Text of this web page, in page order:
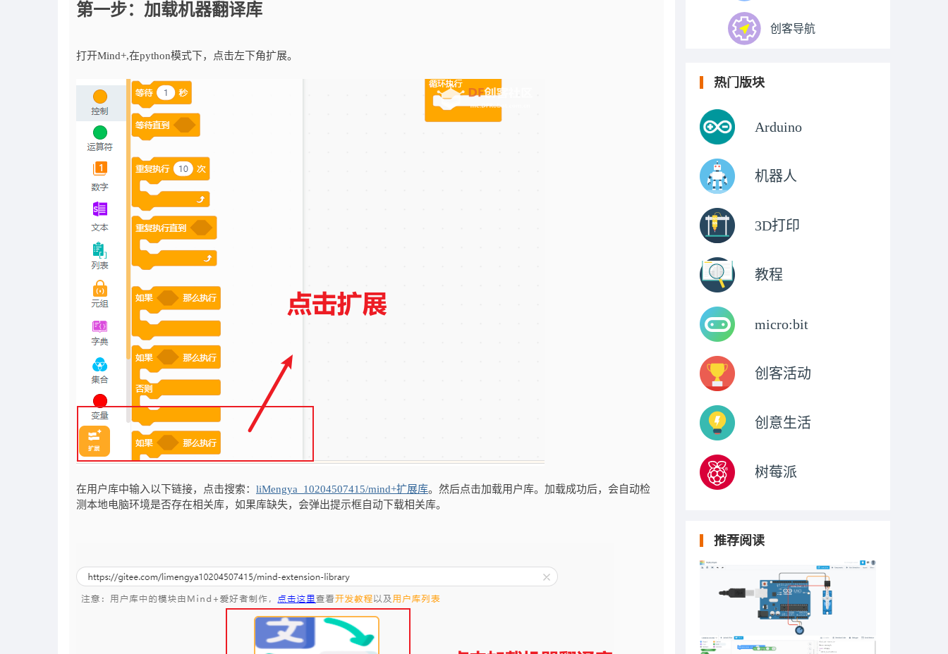
第一步：加载机器翻译库
打开Mind+,在python模式下，点击左下角扩展。
在用户库中输入以下链接，点击搜索： liMengya_10204507415/mind+扩展库。然后点击加载用户库。加载成功后，会自动检
测本地电脑环境是否存在相关库，如果库缺失，会弹出提示框自动下载相关库。
创客导航
热门版块
Arduino
机器人
3D打印
教程
micro:bit
创客活动
创意生活
树莓派
推荐阅读